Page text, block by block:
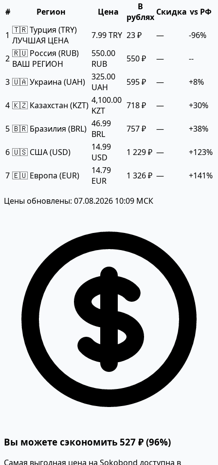
#
Регион Цена
В
рублях Скидка vs РФ
1 🇹🇷 Турция (TRY)
ЛУЧШАЯ ЦЕНА
7.99 TRY 23 ₽ — -96%
2 🇷🇺 Россия (RUB)
ВАШ РЕГИОН
550.00
RUB
550 ₽ — --
3 🇺🇦 Украина (UAH) 325.00
UAH
595 ₽ — +8%
4 🇰🇿 Казахстан (KZT) 4,100.00
KZT
718 ₽ — +30%
5 🇧🇷 Бразилия (BRL) 46.99
BRL
757 ₽ — +38%
6 🇺🇸 США (USD)
14.99
USD
1 229 ₽ — +123%
7 🇪🇺 Европа (EUR)
14.79
EUR
1 326 ₽ — +141%
Цены обновлены: 07.08.2026 10:09 МСК
Вы можете сэкономить 527 ₽ (96%)
Самая выгодная цена на Sokobond доступна в